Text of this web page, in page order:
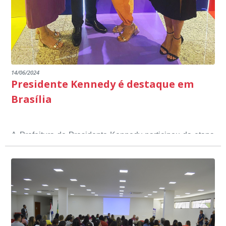
14/06/2024
Presidente Kennedy é destaque em
Brasília
A Prefeitura de Presidente Kennedy participou da etapa
nacional do 12º Prêmio Sebrae Prefeitura
Empreendedora, que visou valorizar e destacar o papel
dos gestores públicos comprometidos com o
desenvolvimento socioeconômico dos municípios, a
partir de iniciativas que estimulam o empreendedorismo,
a competitividade dos pequenos negócios e a
modernização da gestão pública local. O evento